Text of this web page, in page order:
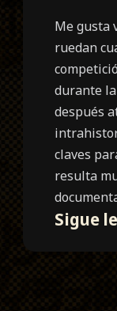
Me gusta
ruedan
durante
después
claves
resulta
Sigue